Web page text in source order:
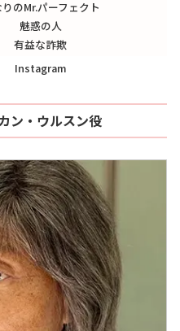
りのMr.パーフェクト
魅惑の人
有益な詐欺
Instagram
ン・ウルスン役